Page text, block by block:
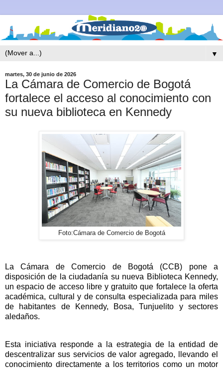
▼
martes, 30 de junio de 2026
La Cámara de Comercio de Bogotá
fortalece el acceso al conocimiento con
su nueva biblioteca en Kennedy
Foto:Cámara de Comercio de Bogotá
La Cámara de Comercio de Bogotá (CCB) pone a
disposición de la ciudadanía su nueva Biblioteca Kennedy,
un espacio de acceso libre y gratuito que fortalece la oferta
académica, cultural y de consulta especializada para miles
de habitantes de Kennedy, Bosa, Tunjuelito y sectores
aledaños.
Esta iniciativa responde a la estrategia de la entidad de
descentralizar sus servicios de valor agregado, llevando el
conocimiento directamente a los territorios como un motor